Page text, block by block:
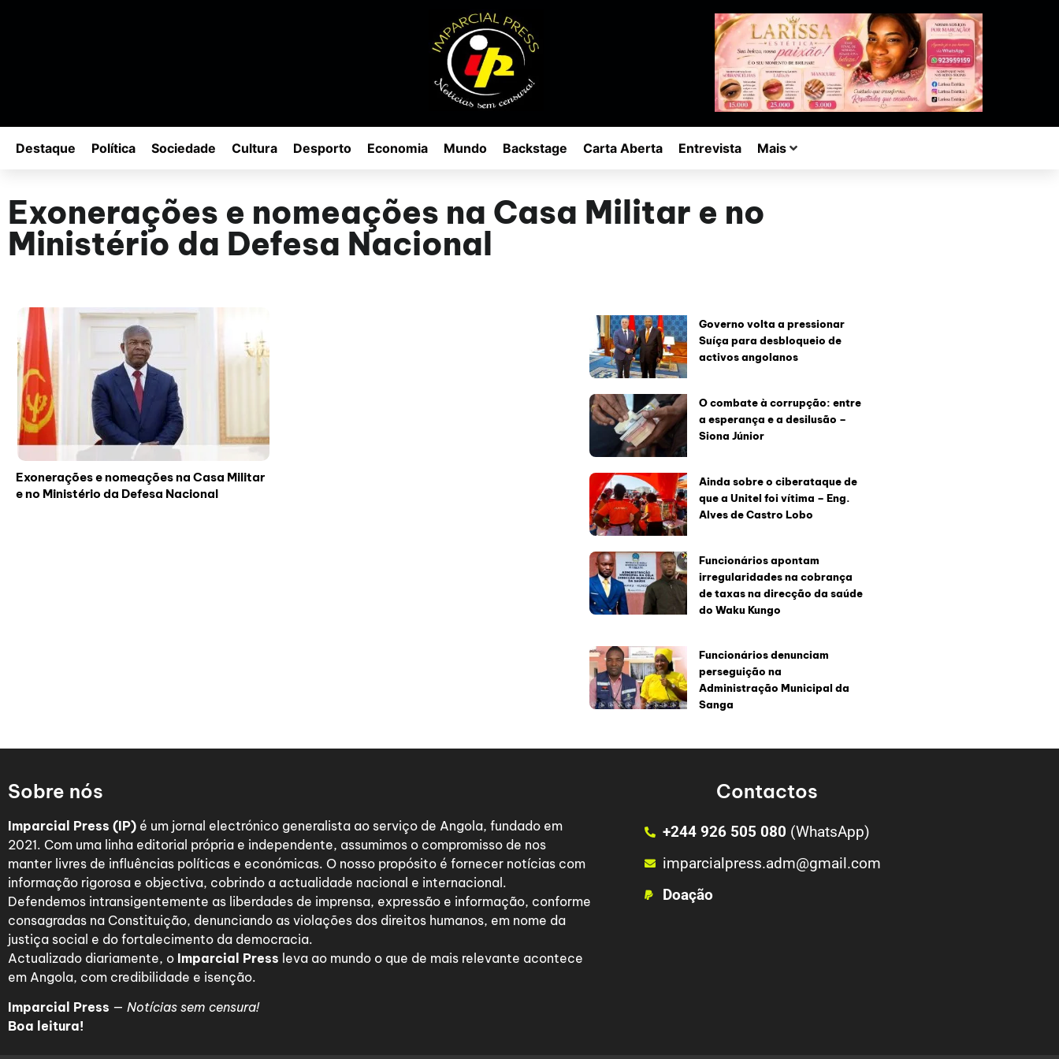
Destaque Política Sociedade Cultura Desporto Economia Mundo Backstage Carta Aberta Entrevista Mais
Exonerações e nomeações na Casa Militar e no
Ministério da Defesa Nacional
Exonerações e nomeações na Casa Militar
e no Ministério da Defesa Nacional
Governo volta a pressionar
Suíça para desbloqueio de
activos angolanos
O combate à corrupção: entre
a esperança e a desilusão –
Siona Júnior
Ainda sobre o ciberataque de
que a Unitel foi vítima – Eng.
Alves de Castro Lobo
Funcionários apontam
irregularidades na cobrança
de taxas na direcção da saúde
do Waku Kungo
Funcionários denunciam
perseguição na
Administração Municipal da
Sanga
Sobre nós
Imparcial Press (IP) é um jornal electrónico generalista ao serviço de Angola, fundado em
2021. Com uma linha editorial própria e independente, assumimos o compromisso de nos
manter livres de influências políticas e económicas. O nosso propósito é fornecer notícias com
informação rigorosa e objectiva, cobrindo a actualidade nacional e internacional.
Defendemos intransigentemente as liberdades de imprensa, expressão e informação, conforme
consagradas na Constituição, denunciando as violações dos direitos humanos, em nome da
justiça social e do fortalecimento da democracia.
Actualizado diariamente, o Imparcial Press leva ao mundo o que de mais relevante acontece
em Angola, com credibilidade e isenção.
Imparcial Press — Notícias sem censura!
Boa leitura!
Contactos
+244 926 505 080 (WhatsApp)
imparcialpress.adm@gmail.com
Doação